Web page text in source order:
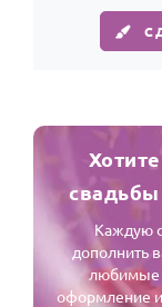
Каждую
дополнить
любимые
оформление